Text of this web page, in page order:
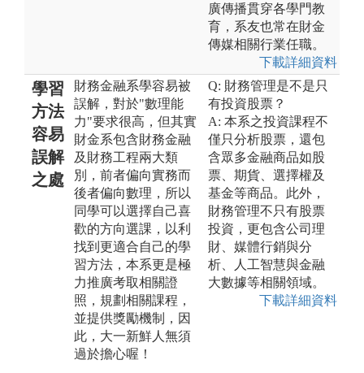
廣傳播貫穿各學門教
育，系友也常在財金
傳媒相關行業任職。
下載詳細資料
學習
方法
容易
誤解
之處
財務金融系學容易被
誤解，對於"數理能
力"要求很高，但其實
財金系包含財務金融
及財務工程兩大類
別，前者偏向實務而
後者偏向數理，所以
同學可以選擇自己喜
歡的方向選課，以利
找到更適合自己的學
習方法，本系更是極
力推廣考取相關證
照，規劃相關課程，
並提供獎勵機制，因
此，大一新鮮人無須
過於擔心喔！
Q: 財務管理是不是只
有投資股票？
A: 本系之投資課程不
僅只分析股票，還包
含眾多金融商品如股
票、期貨、選擇權及
基金等商品。此外，
財務管理不只有股票
投資，更包含公司理
財、媒體行銷與分
析、人工智慧與金融
大數據等相關領域。
下載詳細資料